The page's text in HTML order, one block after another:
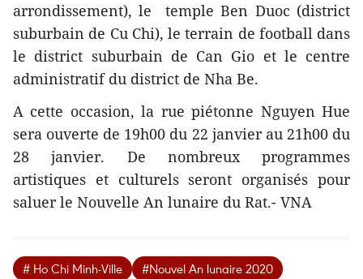
arrondissement), le temple Ben Duoc (district
suburbain de Cu Chi), le terrain de football dans
le district suburbain de Can Gio et le centre
administratif du district de Nha Be.
A cette occasion, la rue piétonne Nguyen Hue
sera ouverte de 19h00 du 22 janvier au 21h00 du
28 janvier. De nombreux programmes
artistiques et culturels seront organisés pour
saluer le Nouvelle An lunaire du Rat.- VNA
# Ho Chi Minh-Ville
#Nouvel An lunaire 2020